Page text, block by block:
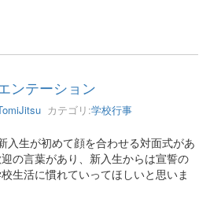
ンテーション
カテゴリ:学校行事
入生が初めて顔を合わせる対面式があ
の言葉があり、新入生からは宣誓の
生活に慣れていってほしいと思いま